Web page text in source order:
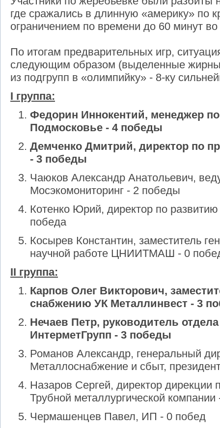
где сражались в длинную «америку» по
ограничением по времени до 60 минут во
По итогам предварительных игр,
следующим образом (выделенные
из подгрупп в «олимпийку» - 8-ку
I группа:
Федорин Иннокентий, менеджер
Подмосковье - 4 победы
Демченко Дмитрий, директор по
- 3 победы
Чаюков Александр Анатольевич,
Мосэкомониторинг - 2 победы
Котенко Юрий, директор по
победа
Косырев Константин, заместитель
научной работе ЦНИИТМАШ - 0
II группа:
Карпов Олег Викторович,
снабжению УК Металлинвест - 3
Нечаев Петр, руководитель
ИнтерметГрупп - 3 победы
Романов Александр, генеральный
Металлоснабжение и сбыт,
Назаров Сергей, директор дирекции
Трубной металлургической
Чермашенцев Павел, ИП - 0 побед